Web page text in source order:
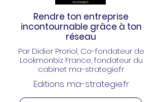
Rendre ton entreprise
incontournable grâce à ton
réseau
Par Didier Proriol, Co-fondateur de
Lookmonbiz France, fondateur du
cabinet ma-strategie.fr
Editions ma-strategie.fr